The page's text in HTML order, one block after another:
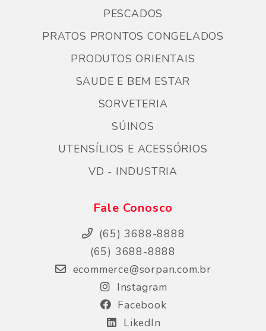
PESCADOS
PRATOS PRONTOS CONGELADOS
PRODUTOS ORIENTAIS
SAUDE E BEM ESTAR
SORVETERIA
SÚINOS
UTENSÍLIOS E ACESSÓRIOS
VD - INDUSTRIA
Fale Conosco
(65) 3688-8888
(65) 3688-8888
ecommerce@sorpan.com.br
Instagram
Facebook
LikedIn